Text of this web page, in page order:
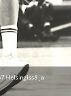
Helsingissä ja